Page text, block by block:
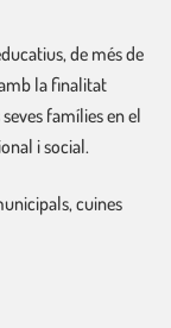
de més de
la finalitat
famílies en el
i social.
cuines